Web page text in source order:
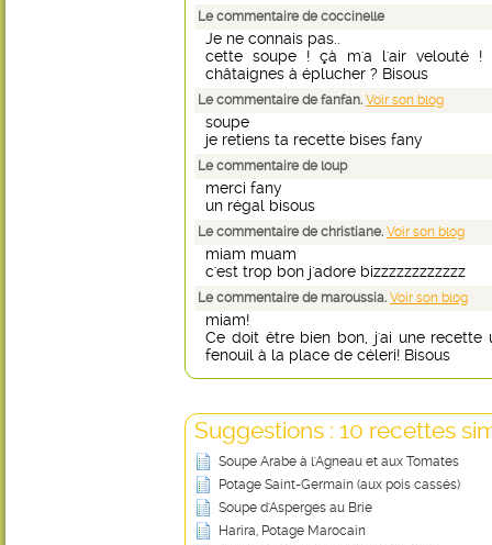
Le commentaire de coccinelle
Je ne connais pas..
cette soupe ! çà m'a l'air velouté !
châtaignes à éplucher ? Bisous
Le commentaire de fanfan. Voir son blog
soupe
je retiens ta recette bises fany
Le commentaire de loup
merci fany
un régal bisous
Le commentaire de christiane. Voir son blog
miam muam
c'est trop bon j'adore bizzzzzzzzzzzz
Le commentaire de maroussia. Voir son blog
miam!
Ce doit être bien bon, j'ai une
fenouil à la place de céleri! Bisous
Suggestions : 10 recettes
Soupe Arabe à l'Agneau et aux Tomates
Potage Saint-Germain (aux pois cassés)
Soupe d'Asperges au Brie
Harira, Potage Marocain